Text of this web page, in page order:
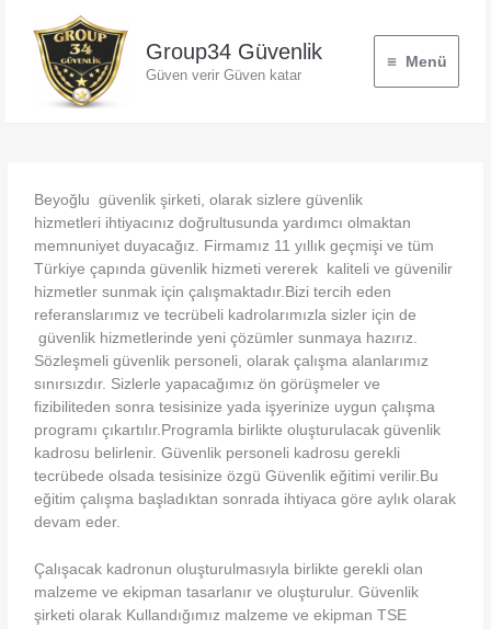
Group34 Güvenlik
Güven verir Güven katar
Menü
Beyoğlu güvenlik şirketi, olarak sizlere güvenlik
hizmetleri ihtiyacınız doğrultusunda yardımcı olmaktan
memnuniyet duyacağız. Firmamız 11 yıllık geçmişi ve tüm
Türkiye çapında güvenlik hizmeti vererek kaliteli ve güvenilir
hizmetler sunmak için çalışmaktadır.Bizi tercih eden
referanslarımız ve tecrübeli kadrolarımızla sizler için de
güvenlik hizmetlerinde yeni çözümler sunmaya hazırız.
Sözleşmeli güvenlik personeli, olarak çalışma alanlarımız
sınırsızdır. Sizlerle yapacağımız ön görüşmeler ve
fizibiliteden sonra tesisinize yada işyerinize uygun çalışma
programı çıkartılır.Programla birlikte oluşturulacak güvenlik
kadrosu belirlenir. Güvenlik personeli kadrosu gerekli
tecrübede olsada tesisinize özgü Güvenlik eğitimi verilir.Bu
eğitim çalışma başladıktan sonrada ihtiyaca göre aylık olarak
devam eder.
Çalışacak kadronun oluşturulmasıyla birlikte gerekli olan
malzeme ve ekipman tasarlanır ve oluşturulur. Güvenlik
şirketi olarak Kullandığımız malzeme ve ekipman TSE